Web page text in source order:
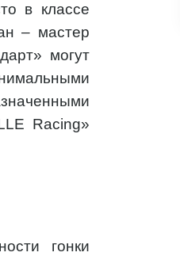
в классе
– мастер
могут
Racing»
гонки